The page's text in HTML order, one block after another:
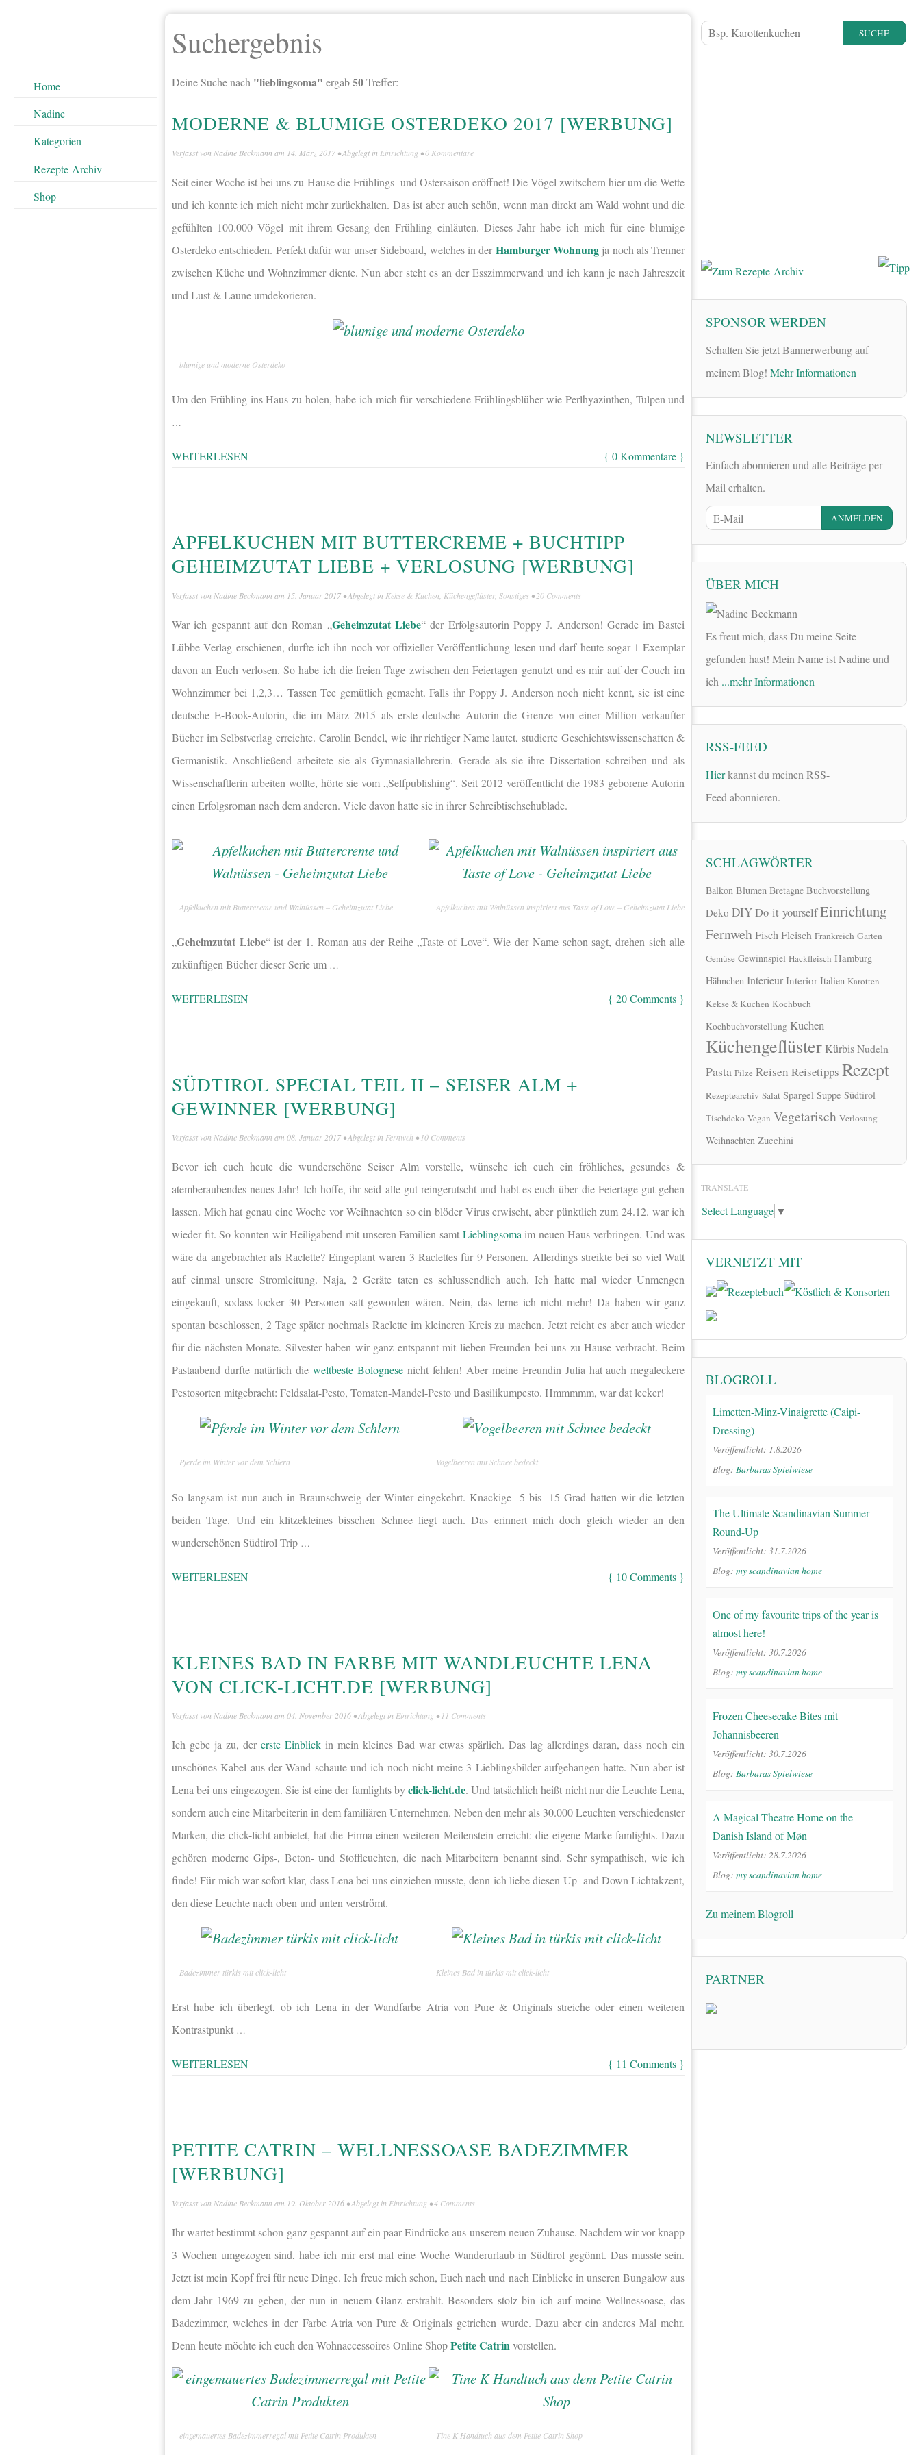
Home
Nadine
Kategorien
Rezepte-Archiv
Shop
Suchergebnis
Deine Suche nach "lieblingsoma" ergab50Treffer:
MODERNE & BLUMIGE OSTERDEKO 2017 [WERBUNG]
Verfasst von Nadine Beckmann am 14. März 2017 • Abgelegt in Einrichtung •0 Kommentare
Seit einer Woche ist bei uns zu Hause die Frühlings- und Ostersaison eröffnet! Die Vögel zwitschern hier um die Wette
und ich konnte ich mich nicht mehr zurückhalten. Das ist aber auch schön, wenn man direkt am Wald wohnt und die
gefühlten 100.000 Vögel mit ihrem Gesang den Frühling einläuten. Dieses Jahr habe ich mich für eine blumige
Osterdeko entschieden. Perfekt dafür war unser Sideboard, welches in derHamburger Wohnungja noch als Trenner
zwischen Küche und Wohnzimmer diente. Nun aber steht es an der Esszimmerwand und ich kann je nach Jahreszeit
und Lust & Laune umdekorieren.
blumige und moderne Osterdeko
Um den Frühling ins Haus zu holen, habe ich mich für verschiedene Frühlingsblüher wie Perlhyazinthen, Tulpen und
…
WEITERLESEN { 0 Kommentare }
APFELKUCHEN MIT BUTTERCREME + BUCHTIPP
GEHEIMZUTAT LIEBE + VERLOSUNG [WERBUNG]
Verfasst von Nadine Beckmann am 15. Januar 2017 • Abgelegt in Kekse & Kuchen Küchengeflüster, Sonstiges •20 Comments
War ich gespannt auf den Roman „Geheimzutat Liebe“ der Erfolgsautorin Poppy J. Anderson! Gerade im Bastei
Lübbe Verlag erschienen, durfte ich ihn noch vor offizieller Veröffentlichung lesen und darf heute sogar 1 Exemplar
davon an Euch verlosen. So habe ich die freien Tage zwischen den Feiertagen genutzt und es mir auf der Couch im
Wohnzimmer bei 1,2,3… Tassen Tee gemütlich gemacht. Falls ihr Poppy J. Anderson noch nicht kennt, sie ist eine
deutsche E-Book-Autorin, die im März 2015 als erste deutsche Autorin die Grenze von einer Million verkaufter
Bücher im Selbstverlag erreichte. Carolin Bendel, wie ihr richtiger Name lautet, studierte Geschichtswissenschaften &
Germanistik. Anschließend arbeitete sie als Gymnasiallehrerin. Gerade als sie ihre Dissertation schreiben und als
Wissenschaftlerin arbeiten wollte, hörte sie vom „Selfpublishing“. Seit 2012 veröffentlicht die 1983 geborene Autorin
einen Erfolgsroman nach dem anderen. Viele davon hatte sie in ihrer Schreibtischschublade.
Apfelkuchen mit Buttercreme und Walnüssen – Geheimzutat Liebe Apfelkuchen mit Walnüssen inspiriert aus Taste of Love – Geheimzutat Liebe
„Geheimzutat Liebe“ ist der 1. Roman aus der Reihe „Taste of Love“. Wie der Name schon sagt, drehen sich alle
zukünftigen Bücher dieser Serie um …
WEITERLESEN { 20 Comments }
SÜDTIROL SPECIAL TEIL II – SEISER ALM +
GEWINNER [WERBUNG]
Verfasst von Nadine Beckmann am 08. Januar 2017 • Abgelegt in Fernweh •10 Comments
Bevor ich euch heute die wunderschöne Seiser Alm vorstelle, wünsche ich euch ein fröhliches, gesundes &
atemberaubendes neues Jahr! Ich hoffe, ihr seid alle gut reingerutscht und habt es euch über die Feiertage gut gehen
lassen. Mich hat genau eine Woche vor Weihnachten so ein blöder Virus erwischt, aber pünktlich zum 24.12. war ich
wieder fit. So konnten wir Heiligabend mit unseren Familien samt Lieblingsomaim neuen Haus verbringen. Und was
wäre da angebrachter als Raclette? Eingeplant waren 3 Raclettes für 9 Personen. Allerdings streikte bei so viel Watt
auf einmal unsere Stromleitung. Naja, 2 Geräte taten es schlussendlich auch. Ich hatte mal wieder Unmengen
eingekauft, sodass locker 30 Personen satt geworden wären. Nein, das lerne ich nicht mehr! Da haben wir ganz
spontan beschlossen, 2 Tage später nochmals Raclette im kleineren Kreis zu machen. Jetzt reicht es aber auch wieder
für die nächsten Monate. Silvester haben wir ganz entspannt mit lieben Freunden bei uns zu Hause verbracht. Beim
Pastaabend durfte natürlich die weltbeste Bolognesenicht fehlen! Aber meine Freundin Julia hat auch megaleckere
Pestosorten mitgebracht: Feldsalat-Pesto, Tomaten-Mandel-Pesto und Basilikumpesto. Hmmmmm, war dat lecker!
Pferde im Winter vor dem Schlern Vogelbeeren mit Schnee bedeckt
So langsam ist nun auch in Braunschweig der Winter eingekehrt. Knackige -5 bis -15 Grad hatten wir die letzten
beiden Tage. Und ein klitzekleines bisschen Schnee liegt auch. Das erinnert mich doch gleich wieder an den
wunderschönen Südtirol Trip …
WEITERLESEN { 10 Comments }
KLEINES BAD IN FARBE MIT WANDLEUCHTE LENA
VON CLICK-LICHT.DE [WERBUNG]
Verfasst von Nadine Beckmann am 04. November 2016 • Abgelegt in Einrichtung • 11 Comments
Ich gebe ja zu, dererste Einblick in mein kleines Bad war etwas spärlich. Das lag allerdings daran, dass noch ein
unschönes Kabel aus der Wand schaute und ich noch nicht meine 3 Lieblingsbilder aufgehangen hatte. Nun aber ist
Lena bei uns eingezogen. Sie ist eine der famlights byclick-licht.de. Und tatsächlich heißt nicht nur die Leuchte Lena,
sondern auch eine Mitarbeiterin in dem familiären Unternehmen. Neben den mehr als 30.000 Leuchten verschiedenster
Marken, die click-licht anbietet, hat die Firma einen weiteren Meilenstein erreicht: die eigene Marke famlights. Dazu
gehören moderne Gips-, Beton- und Stoffleuchten, die nach Mitarbeitern benannt sind. Sehr sympathisch, wie ich
finde! Für mich war sofort klar, dass Lena bei uns einziehen musste, denn ich liebe diesen Up- and Down Lichtakzent,
den diese Leuchte nach oben und unten verströmt.
Badezimmer türkis mit click-licht Kleines Bad in türkis mit click-licht
Erst habe ich überlegt, ob ich Lena in der Wandfarbe Atria von Pure & Originals streiche oder einen weiteren
Kontrastpunkt …
WEITERLESEN { 11 Comments }
PETITE CATRIN – WELLNESSOASE BADEZIMMER
[WERBUNG]
Verfasst von Nadine Beckmann am 19. Oktober 2016 • Abgelegt in Einrichtung •4 Comments
Ihr wartet bestimmt schon ganz gespannt auf ein paar Eindrücke aus unserem neuen Zuhause. Nachdem wir vor knapp
3 Wochen umgezogen sind, habe ich mir erst mal eine Woche Wanderurlaub in Südtirol gegönnt. Das musste sein.
Jetzt ist mein Kopf frei für neue Dinge. Ich freue mich schon, Euch nach und nach Einblicke in unseren Bungalow aus
dem Jahr 1969 zu geben, der nun in neuem Glanz erstrahlt. Besonders stolz bin ich auf meine Wellnessoase, das
Badezimmer, welches in der Farbe Atria von Pure & Originals getrichen wurde. Dazu aber ein anderes Mal mehr.
Denn heute möchte ich euch den Wohnaccessoires Online ShopPetite Catrinvorstellen.
eingemauertes Badezimmerregal mit Petite Catrin Produkten Tine K Handtuch aus dem Petite Catrin Shop
SUCHE
SPONSOR WERDEN
Schalten Sie jetzt Bannerwerbung auf
meinem Blog! Mehr Informationen
NEWSLETTER
Einfach abonnieren und alle Beiträge per
Mail erhalten.
ÜBER MICH
Es freut mich, dass Du meine Seite
gefunden hast! Mein Name ist Nadine und
ich ...mehr Informationen
RSS-FEED
Hierkannst du meinen RSS-
Feed abonnieren.
SCHLAGWÖRTER
Balkon Blumen Bretagne Buchvorstellung
Deko DIYDo-it-yourselfEinrichtung
FernwehFischFleisch Frankreich Garten
Gemüse Gewinnspiel Hackfleisch Hamburg
Hähnchen Interieur Interior Italien Karotten
Kekse & Kuchen Kochbuch
Kochbuchvorstellung Kuchen
Küchengeflüster KürbisNudeln
Pasta Pilze Reisen Reisetipps Rezept
Rezeptearchiv Salat Spargel Suppe Südtirol
Tischdeko Vegan Vegetarisch Verlosung
Weihnachten Zucchini
TRANSLATE
Select Language ▼
VERNETZT MIT
BLOGROLL
Limetten-Minz-Vinaigrette (Caipi-
Dressing)
Veröffentlicht: 1.8.2026
Blog: Barbaras Spielwiese
The Ultimate Scandinavian Summer
Round-Up
Veröffentlicht: 31.7.2026
Blog: my scandinavian home
One of my favourite trips of the year is
almost here!
Veröffentlicht: 30.7.2026
Blog: my scandinavian home
Frozen Cheesecake Bites mit
Johannisbeeren
Veröffentlicht: 30.7.2026
Blog: Barbaras Spielwiese
A Magical Theatre Home on the
Danish Island of Møn
Veröffentlicht: 28.7.2026
Blog: my scandinavian home
Zu meinem Blogroll
PARTNER